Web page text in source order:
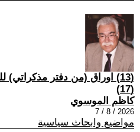
(13) اوراق (من دفتر مذكراتي)
(17)
كاظم الموسوي
2026 / 8 / 7
مواضيع وابحاث سياسية